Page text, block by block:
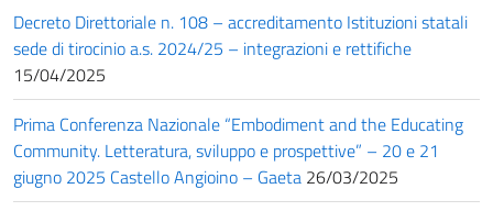
Decreto Direttoriale n. 108 – accreditamento Istituzioni statali
sede di tirocinio a.s. 2024/25 – integrazioni e rettifiche
15/04/2025
Prima Conferenza Nazionale “Embodiment and the Educating
Community. Letteratura, sviluppo e prospettive” – 20 e 21
giugno 2025 Castello Angioino – Gaeta 26/03/2025